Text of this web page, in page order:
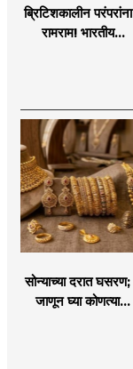
ब्रिटिशकालीन परंपरांना
रामराम! भारतीय
सोन्याच्या दरात घसरण;
जाणून घ्या कोणत्या